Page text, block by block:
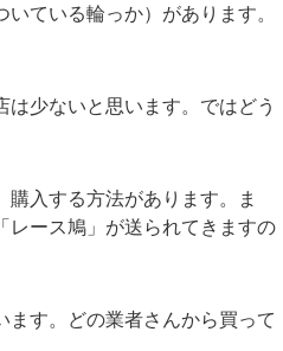
ている輪っか）があります。
少ないと思います。ではどう
入する方法があります。ま
レース鳩」が送られてきますの
す。どの業者さんから買って